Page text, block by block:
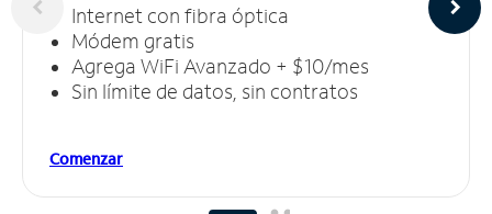
Internet con fibra óptica
Módem gratis
Agrega WiFi Avanzado + $10/mes
Sin límite de datos, sin contratos
Comenzar